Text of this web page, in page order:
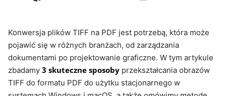
Konwersja plików TIFF na PDF jest potrzebą, która może
pojawić się w różnych branżach, od zarządzania
dokumentami po projektowanie graficzne. W tym artykule
zbadamy 3 skuteczne sposoby przekształcania obrazów
TIFF do formatu PDF do użytku stacjonarnego w